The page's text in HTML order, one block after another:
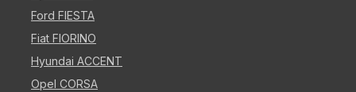
Ford FIESTA
Fiat FIORINO
Hyundai ACCENT
Opel CORSA